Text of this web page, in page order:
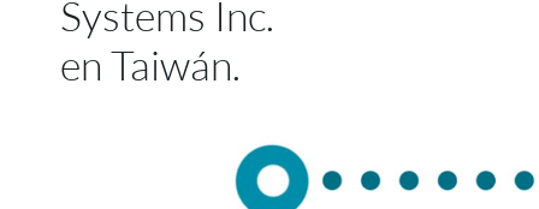
Systems Inc.
en Taiwán.